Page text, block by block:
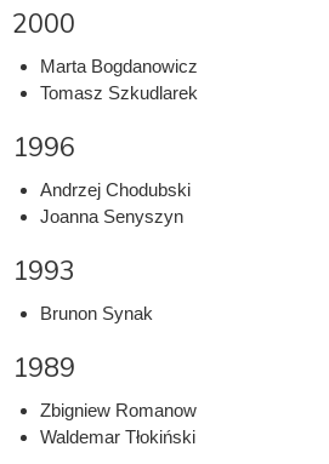
2000
Marta Bogdanowicz
Tomasz Szkudlarek
1996
Andrzej Chodubski
Joanna Senyszyn
1993
Brunon Synak
1989
Zbigniew Romanow
Waldemar Tłokiński